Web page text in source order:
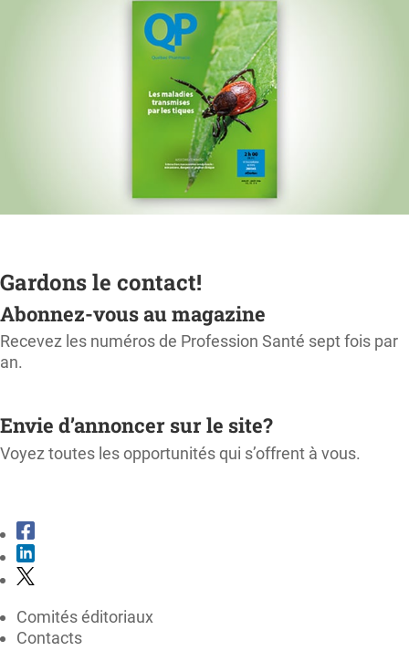
Gardons le contact!
Abonnez-vous au magazine
Recevez les numéros de Profession Santé sept fois par
an.
Envie d’annoncer sur le site?
Voyez toutes les opportunités qui s’offrent à vous.
Comités éditoriaux
Contacts